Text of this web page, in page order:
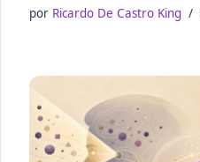
por Ricardo De Castro King